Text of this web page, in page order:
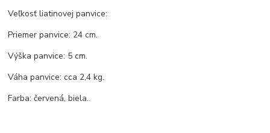
Veľkosť liatinovej panvice:
Priemer panvice: 24 cm.
Výška panvice: 5 cm.
Váha panvice: cca 2,4 kg.
Farba: červená, biela.